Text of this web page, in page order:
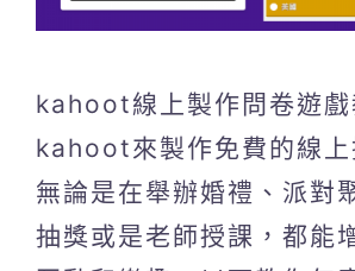
kahoot線上製作問卷遊戲
kahoot來製作免費的線上
無論是在舉辦婚禮、派對
抽獎或是老師授課，都能